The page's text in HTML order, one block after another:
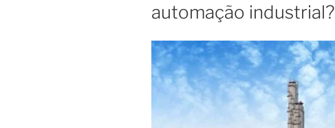
automação industrial?